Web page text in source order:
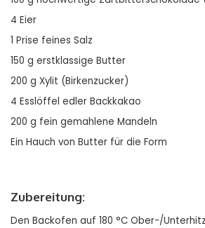
4 Eier
1 Prise feines Salz
150 g erstklassige Butter
200 g Xylit (Birkenzucker)
4 Esslöffel edler Backkakao
200 g fein gemahlene Mandeln
Ein Hauch von Butter für die Form
Zubereitung:
Den Backofen auf 180 °C Ober-/